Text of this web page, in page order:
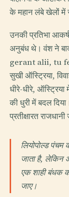
के महान लंबे खेलों में
उनकी प्रतिभा
अनुबंध थे। वंश ने बाद
gerant alii, tu
सुखी ऑस्ट्रिया,
धीरे-धीरे, ऑस्ट्रिया
की धुरी में बदल
प्रतीक्षारत
लियोपोल्ड पंचम
जाता है, लेकिन
एक शाही बंधक
जाए।